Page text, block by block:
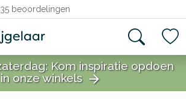
beoordelingen
close
Kom inspiratie opdoen
in onze winkels arrow_forward